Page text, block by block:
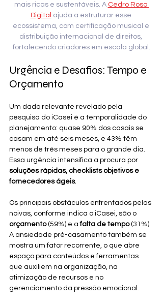
mais ricas e sustentáveis. A Cedro Rosa
Digital ajuda a estruturar esse
ecossistema, com certificação musical e
distribuição internacional de direitos,
fortalecendo criadores em escala global.
Urgência e Desafios: Tempo e
Orçamento
Um dado relevante revelado pela
pesquisa do iCasei é a temporalidade do
planejamento: quase 90% dos casais se
casam em até seis meses, e 43% têm
menos de três meses para o grande dia.
Essa urgência intensifica a procura por
soluções rápidas, checklists objetivos e
fornecedores ágeis.
Os principais obstáculos enfrentados pelas
noivas, conforme indica o iCasei, são o
orçamento (59%) e a falta de tempo (31%).
A ansiedade pré-casamento também se
mostra um fator recorrente, o que abre
espaço para conteúdos e ferramentas
que auxiliem na organização, na
otimização de recursos e no
gerenciamento da pressão emocional.